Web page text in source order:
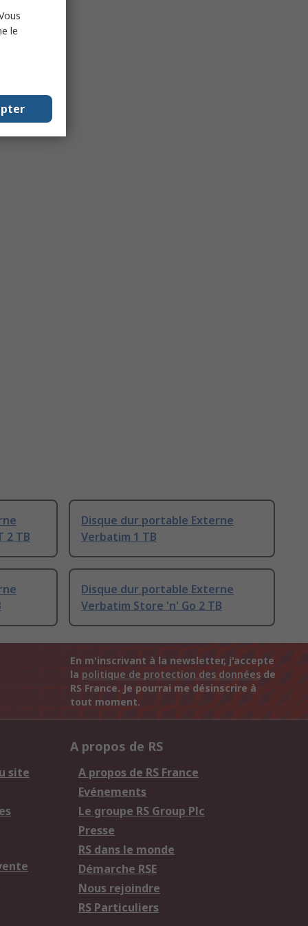
2 TB
Disque dur portable Externe
Verbatim 1 TB
Disque dur portable Externe
Verbatim Store 'n' Go 2 TB
En m'inscrivant à la newsletter, j'accepte
la politique de protection des données de
RS France. Je pourrai me désinscrire à
tout moment.
site
A propos de RS
A propos de RS France
Evénements
Le groupe RS Group Plc
Presse
RS dans le monde
Démarche RSE
Nous rejoindre
RS Particuliers
le